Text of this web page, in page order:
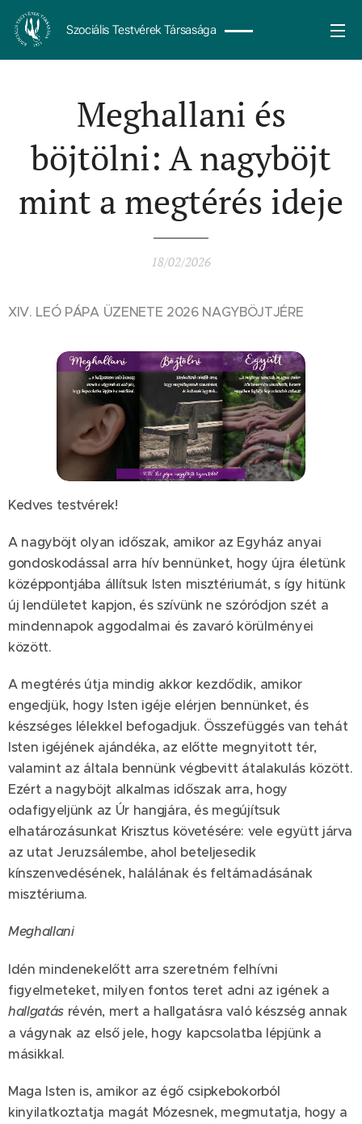
Szociális Testvérek Társasága
Meghallani és
böjtölni: A nagyböjt
mint a megtérés ideje
18/02/2026
XIV. LEÓ PÁPA ÜZENETE 2026 NAGYBÖJTJÉRE
Kedves testvérek!
A nagyböjt olyan időszak, amikor az Egyház anyai
gondoskodással arra hív bennünket, hogy újra életünk
középpontjába állítsuk Isten misztériumát, s így hitünk
új lendületet kapjon, és szívünk ne szóródjon szét a
mindennapok aggodalmai és zavaró körülményei
között.
A megtérés útja mindig akkor kezdődik, amikor
engedjük, hogy Isten igéje elérjen bennünket, és
készséges lélekkel befogadjuk. Összefüggés van tehát
Isten igéjének ajándéka, az előtte megnyitott tér,
valamint az általa bennünk végbevitt átalakulás között.
Ezért a nagyböjt alkalmas időszak arra, hogy
odafigyeljünk az Úr hangjára, és megújítsuk
elhatározásunkat Krisztus követésére: vele együtt járva
az utat Jeruzsálembe, ahol beteljesedik
kínszenvedésének, halálának és feltámadásának
misztériuma.
Meghallani
Idén mindenekelőtt arra szeretném felhívni
figyelmeteket, milyen fontos teret adni az igének a
hallgatás révén, mert a hallgatásra való készség annak
a vágynak az első jele, hogy kapcsolatba lépjünk a
másikkal.
Maga Isten is, amikor az égő csipkebokorból
kinyilatkoztatja magát Mózesnek, megmutatja, hogy a